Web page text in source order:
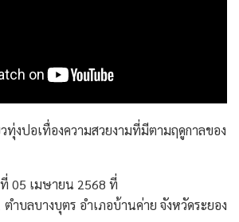
ทุ่งปอเทื่องความสวยงามที่มีตามฤดูกาลของ
05 เมษายน 2568 ที่
ำบลบางบุตร อำเภอบ้านค่าย จังหวัดระยอง